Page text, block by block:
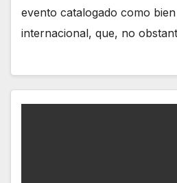
evento catalogado como
internacional, que, no